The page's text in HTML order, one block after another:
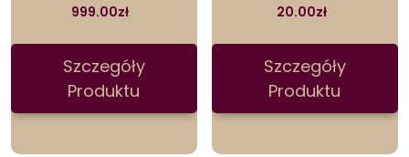
999.00zł
Szczegóły
Produktu
20.00zł
Szczegóły
Produktu